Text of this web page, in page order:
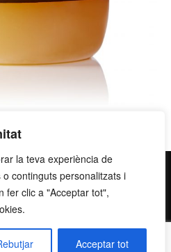
la teva experiència de
continguts personalitzats i
fer clic a "Acceptar tot",
Acceptar tot
| Política de privacitat|Donar-
78 | Ctra. Manresa a Berga km
Fruitós de Bages